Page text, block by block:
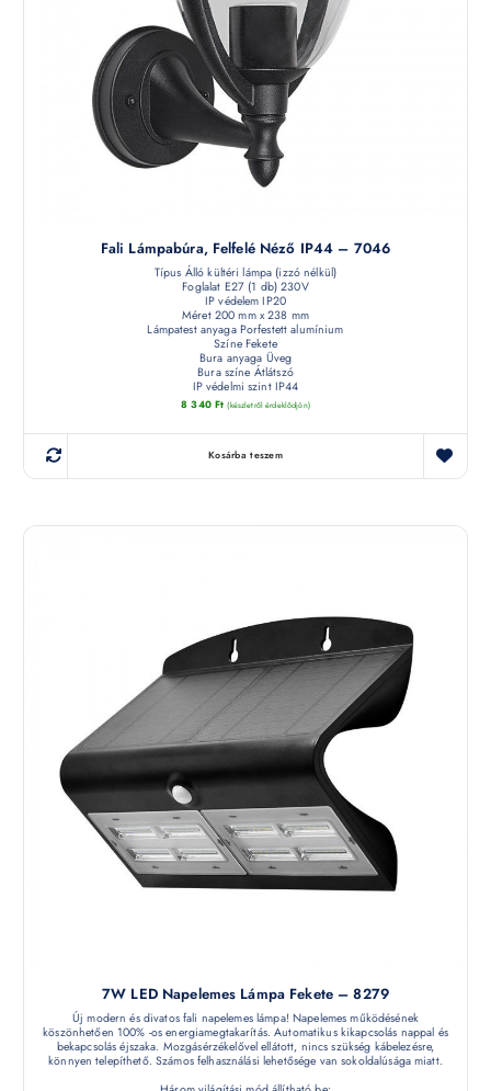
Fali Lámpabúra, Felfelé Néző IP44 – 7046
Típus Álló kültéri lámpa (izzó nélkül)
Foglalat E27 (1 db) 230V
IP védelem IP20
Méret 200 mm x 238 mm
Lámpatest anyaga Porfestett alumínium
Színe Fekete
Bura anyaga Üveg
Bura színe Átlátszó
IP védelmi szint IP44
8 340 Ft (készletről érdeklődjön)
Kosárba teszem
7W LED Napelemes Lámpa Fekete – 8279
Új modern és divatos fali napelemes lámpa! Napelemes működésének
köszönhetően 100% -os energiamegtakarítás. Automatikus kikapcsolás nappal és
bekapcsolás éjszaka. Mozgásérzékelővel ellátott, nincs szükség kábelezésre,
könnyen telepíthető. Számos felhasználási lehetősége van sokoldalúsága miatt.